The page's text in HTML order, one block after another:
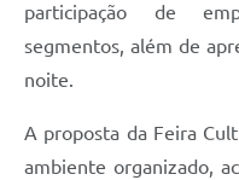
participação de
segmentos, além de
noite.
A proposta da Feira
ambiente organizado,